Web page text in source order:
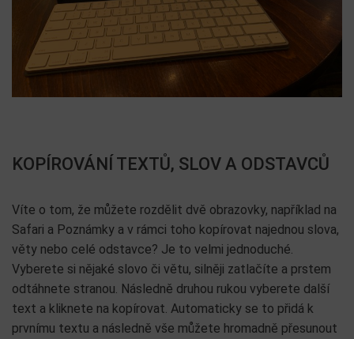
KOPÍROVÁNÍ TEXTŮ, SLOV A ODSTAVCŮ
Víte o tom, že můžete rozdělit dvě obrazovky, například na
Safari a Poznámky a v rámci toho kopírovat najednou slova,
věty nebo celé odstavce? Je to velmi jednoduché.
Vyberete si nějaké slovo či větu, silněji zatlačíte a prstem
odtáhnete stranou. Následně druhou rukou vyberete další
text a kliknete na kopírovat. Automaticky se to přidá k
prvnímu textu a následně vše můžete hromadně přesunout